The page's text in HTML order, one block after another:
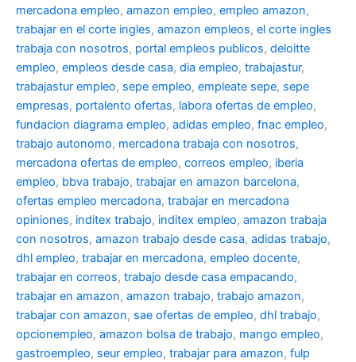
mercadona empleo, amazon empleo, empleo amazon,
trabajar en el corte ingles, amazon empleos, el corte ingles
trabaja con nosotros, portal empleos publicos, deloitte
empleo, empleos desde casa, dia empleo, trabajastur,
trabajastur empleo, sepe empleo, empleate sepe, sepe
empresas, portalento ofertas, labora ofertas de empleo,
fundacion diagrama empleo, adidas empleo, fnac empleo,
trabajo autonomo, mercadona trabaja con nosotros,
mercadona ofertas de empleo, correos empleo, iberia
empleo, bbva trabajo, trabajar en amazon barcelona,
ofertas empleo mercadona, trabajar en mercadona
opiniones, inditex trabajo, inditex empleo, amazon trabaja
con nosotros, amazon trabajo desde casa, adidas trabajo,
dhl empleo, trabajar en mercadona, empleo docente,
trabajar en correos, trabajo desde casa empacando,
trabajar en amazon, amazon trabajo, trabajo amazon,
trabajar con amazon, sae ofertas de empleo, dhl trabajo,
opcionempleo, amazon bolsa de trabajo, mango empleo,
gastroempleo, seur empleo, trabajar para amazon, fulp